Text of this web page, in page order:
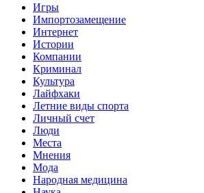
Игры
Импортозамещение
Интернет
Истории
Компании
Криминал
Культура
Лайфхаки
Летние виды спорта
Личный счет
Люди
Места
Мнения
Мода
Народная медицина